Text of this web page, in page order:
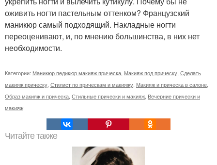
оживить ногти пастельным оттенком? Французский
маникюр самый подходящий. Накладные ногти
переоценивают, и, по мнению большинства, в них нет
необходимости.
Категории: Маникюр педикюр макияж прическа, Макияж под прическу, Сделать
макияж прическу, Стилист по прическам и макияжу, Макияж и прическа в салоне,
Образ макияж и прическа, Стильные прически и макияж, Вечерние прически и
макияж
Читайте также